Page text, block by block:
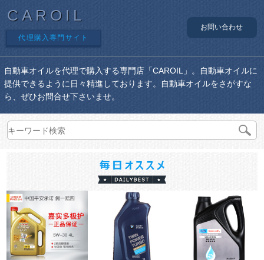
CAROIL
代理購入専門サイト
お問い合わせ
自動車オイルを代理で購入する専門店「CAROIL」。自動車オイルに
提供できるように日々精進しております。自動車オイルをさがすな
ら、ぜひお問合せ下さいませ。